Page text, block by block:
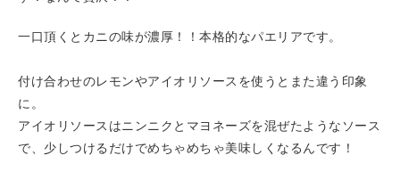
一口頂くとカニの味が濃厚！！本格的なパエリアです。
付け合わせのレモンやアイオリソースを使うとまた違う印象
に。
アイオリソースはニンニクとマヨネーズを混ぜたようなソース
で、少しつけるだけでめちゃめちゃ美味しくなるんです！